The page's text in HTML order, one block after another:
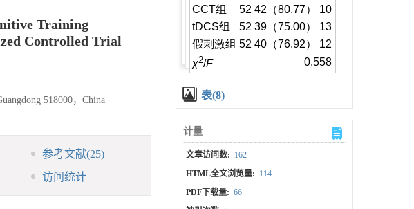
Training
Controlled Trial
518000，China
参考文献(25)
访问统计
表(8)
计量
文章访问数: 162
HTML全文浏览量: 114
PDF下载量: 66